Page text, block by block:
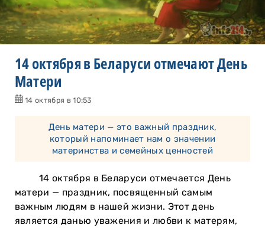
14 октября в Беларуси отмечают День
Матери
14 октября в 10:53
День матери — это важный праздник,
который напоминает нам о значении
материнства и семейных ценностей
14 октября в Беларуси отмечается День
матери — праздник, посвященный самым
важным людям в нашей жизни. Этот день
является данью уважения и любви к матерям,